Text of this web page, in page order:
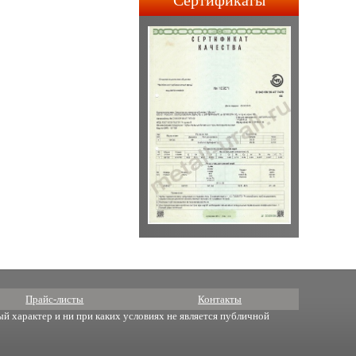
строительства АПЛ 4-го и
5-го поколений.
Прайс-листы Контакты
характер и ни при каких условиях не является публичной